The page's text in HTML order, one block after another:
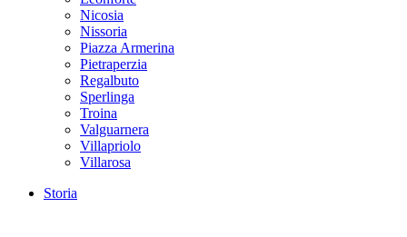
Nicosia
Nissoria
Piazza Armerina
Pietraperzia
Regalbuto
Sperlinga
Troina
Valguarnera
Villapriolo
Villarosa
Storia